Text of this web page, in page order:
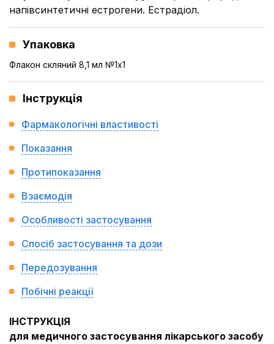
напівсинтетичні естрогени. Естрадіол.
Упаковка
Флакон скляний 8,1 мл №1x1
Інструкція
Фармакологічні властивості
Показання
Протипоказання
Взаємодія
Особливості застосування
Спосіб застосування та дози
Передозування
Побічні реакції
ІНСТРУКЦІЯ
для медичного застосування лікарського засобу